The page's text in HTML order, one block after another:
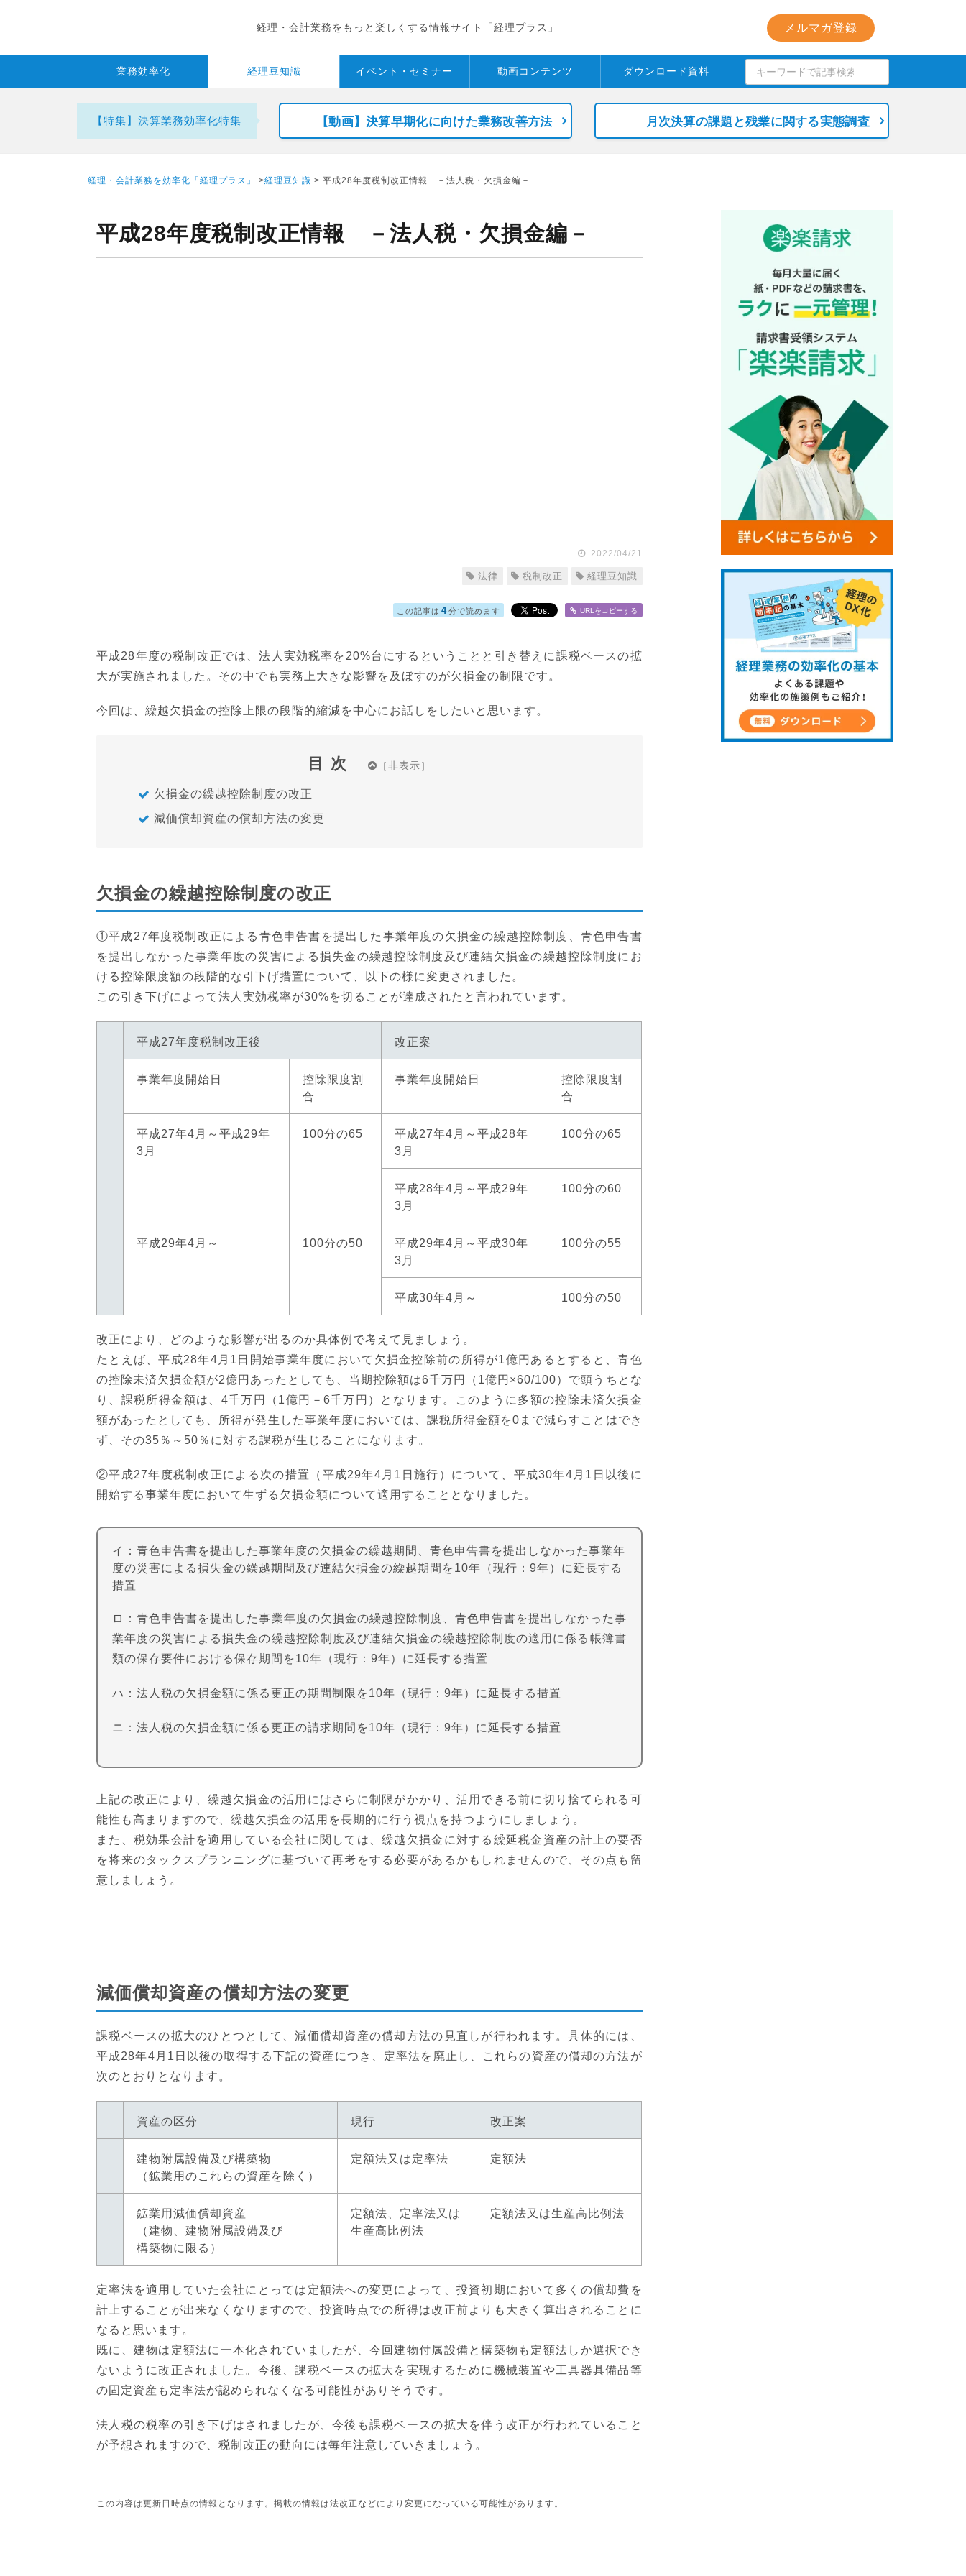
経理・会計業務をもっと楽しくする情報サイト「経理プラス」 メルマガ登録
業務効率化 経理豆知識 イベント・ セミナー 動画コンテンツ ダウンロード資料
【特集】決算業務効率化特集 【動画】決算早期化に向けた業務改善方法 月次決算の課題と残業に関する実態調査
経理・会計業務を効率化「経理プラス」 >経理豆知識 > 平成28年度税制改正情報 －法人税・欠損金編－
平成28年度税制改正情報 －法人税・欠損金編－
2022/04/21
法律 税制改正 経理豆知識
この記事は 4 分で読めます URLをコピーする
平成28年度の税制改正では、法人実効税率を20%台にするということと引き替えに課税ベースの拡
大が実施されました。その中でも実務上大きな影響を及ぼすのが欠損金の制限です。
今回は、繰越欠損金の控除上限の段階的縮減を中心にお話しをしたいと思います。
目次
欠損金の繰越控除制度の改正
減価償却資産の償却方法の変更
欠損金の繰越控除制度の改正
①平成27年度税制改正による青色申告書を提出した事業年度の欠損金の繰越控除制度、青色申告書
を提出しなかった事業年度の災害による損失金の繰越控除制度及び連結欠損金の繰越控除制度にお
ける控除限度額の段階的な引下げ措置について、以下の様に変更されました。
この引き下げによって法人実効税率が30%を切ることが達成されたと言われています。
平成27年度税制改正後 改正案
事業年度開始日
控除限度割
合
事業年度開始日
控除限度割
合
平成27年4月～平成29年
3月
100分の65
平成27年4月～平成28年
3月
100分の65
平成28年4月～平成29年
3月
100分の60
平成29年4月～ 100分の50
平成29年4月～平成30年
3月
100分の55
平成30年4月～ 100分の50
改正により、どのような影響が出るのか具体例で考えて見ましょう。
たとえば、平成28年4月1日開始事業年度において欠損金控除前の所得が1億円あるとすると、青色
の控除未済欠損金額が2億円あったとしても、当期控除額は6千万円（1億円×60/100）で頭うちとな
り、課税所得金額は、4千万円（1億円－6千万円）となります。このように多額の控除未済欠損金
額があったとしても、所得が発生した事業年度においては、課税所得金額を0まで減らすことはでき
ず、その35％～50％に対する課税が生じることになります。
②平成27年度税制改正による次の措置（平成29年4月1日施行）について、平成30年4月1日以後に
開始する事業年度において生ずる欠損金額について適用することとなりました。
イ：青色申告書を提出した事業年度の欠損金の繰越期間、青色申告書を提出しなかった事業年
度の災害による損失金の繰越期間及び連結欠損金の繰越期間を10年（現行：9年）に延長する
措置
ロ：青色申告書を提出した事業年度の欠損金の繰越控除制度、青色申告書を提出しなかった事
業年度の災害による損失金の繰越控除制度及び連結欠損金の繰越控除制度の適用に係る帳簿書
類の保存要件における保存期間を10年（現行：9年）に延長する措置
ハ：法人税の欠損金額に係る更正の期間制限を10年（現行：9年）に延長する措置
ニ：法人税の欠損金額に係る更正の請求期間を10年（現行：9年）に延長する措置
上記の改正により、繰越欠損金の活用にはさらに制限がかかり、活用できる前に切り捨てられる可
能性も高まりますので、繰越欠損金の活用を長期的に行う視点を持つようにしましょう。
また、税効果会計を適用している会社に関しては、繰越欠損金に対する繰延税金資産の計上の要否
を将来のタックスプランニングに基づいて再考をする必要があるかもしれませんので、その点も留
意しましょう。
減価償却資産の償却方法の変更
課税ベースの拡大のひとつとして、減価償却資産の償却方法の見直しが行われます。具体的には、
平成28年4月1日以後の取得する下記の資産につき、定率法を廃止し、これらの資産の償却の方法が
次のとおりとなります。
資産の区分 現行 改正案
建物附属設備及び構築物
（鉱業用のこれらの資産を除く）
定額法又は定率法 定額法
鉱業用減価償却資産
（建物、建物附属設備及び
構築物に限る）
定額法、定率法又は
生産高比例法
定額法又は生産高比例法
定率法を適用していた会社にとっては定額法への変更によって、投資初期において多くの償却費を
計上することが出来なくなりますので、投資時点での所得は改正前よりも大きく算出されることに
なると思います。
既に、建物は定額法に一本化されていましたが、今回建物付属設備と構築物も定額法しか選択でき
ないように改正されました。今後、課税ベースの拡大を実現するために機械装置や工具器具備品等
の固定資産も定率法が認められなくなる可能性がありそうです。
法人税の税率の引き下げはされましたが、今後も課税ベースの拡大を伴う改正が行われていること
が予想されますので、税制改正の動向には毎年注意していきましょう。
この内容は更新日時点の情報となります。掲載の情報は法改正などにより変更になっている可能性があります。